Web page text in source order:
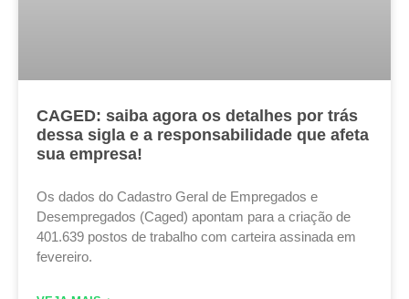
CAGED: saiba agora os detalhes por trás
dessa sigla e a responsabilidade que afeta
sua empresa!
Os dados do Cadastro Geral de Empregados e
Desempregados (Caged) apontam para a criação de
401.639 postos de trabalho com carteira assinada em
fevereiro.